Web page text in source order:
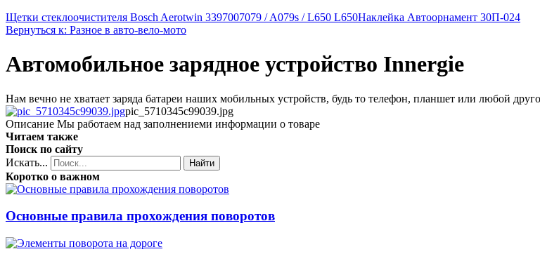
Щетки стеклоочистителя Bosch Aerotwin 3397007079 / A079s / L650 L650Наклейка Автоорнамент 30П-024
Вернуться к: Разное в авто-вело-мото
Автомобильное зарядное устройство Innergie
Нам вечно не хватает заряда батареи наших мобильных устройств, будь то телефон, планшет или любой
pic_5710345c99039.jpg
Описание Мы работаем над заполнениеми информации о товаре
Читаем также
Поиск по сайту
Искать...
Найти
Коротко о важном
Основные правила прохождения поворотов